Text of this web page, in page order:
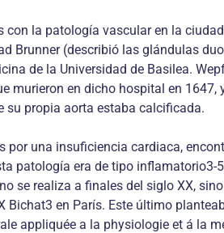
la patología vascular en la
(describió las glándulas
de la Universidad de Basilea.
en dicho hospital en 1647,
su propia aorta estaba calcificada.
una insuficiencia cardiaca,
patología era de tipo inflamatorio3-
realiza a finales del siglo XX,
en París. Este último
appliquée a la physiologie et á la